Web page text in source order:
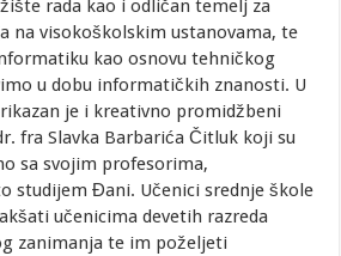
rada kao i odličan temelj za
na visokoškolskim ustanovama, te
kao osnovu tehničkog
u dobu informatičkih znanosti. U
je i kreativno promidžbeni
fra Slavka Barbarića Čitluk koji su
sa svojim profesorima,
studijem Đani. Učenici srednje škole
učenicima devetih razreda
zanimanja te im poželjeti